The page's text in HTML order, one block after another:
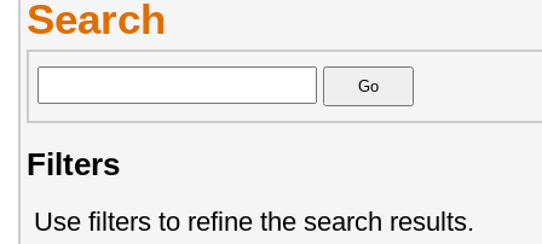
Search
Filters
Use filters to refine the search results.